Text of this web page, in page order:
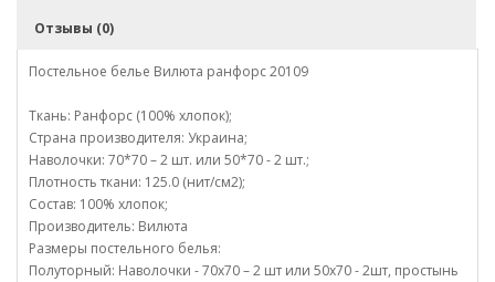
Отзывы (0)
Постельное белье Вилюта ранфорс 20109
Ткань: Ранфорс (100% хлопок);
Страна производителя: Украина;
Наволочки: 70*70 – 2 шт. или 50*70 - 2 шт.;
Плотность ткани: 125.0 (нит/см2);
Состав: 100% хлопок;
Производитель: Вилюта
Размеры постельного белья:
Полуторный: Наволочки - 70х70 – 2 шт или 50х70 - 2шт, простынь